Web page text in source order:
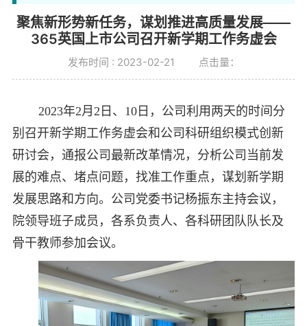
聚焦新形势新任务，谋划推进高质量发展​——
365英国上市公司召开新学期工作务虚会
发布时间 : 2023-02-21 点击量：
2023年2月2日、10日，公司利用两天的时间分
别召开新学期工作务虚会和公司科研组织模式创新
研讨会，通报公司最新改革情况，分析公司当前发
展的难点、堵点问题，找准工作重点，谋划新学期
发展思路和方向。公司党委书记杨振东主持会议，
院领导班子成员，各系负责人、各科研团队队长及
骨干教师参加会议。